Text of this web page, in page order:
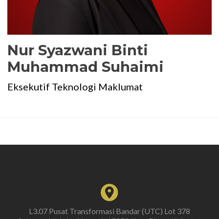
Nur Syazwani Binti
Muhammad Suhaimi
Eksekutif Teknologi Maklumat
L3.07 Pusat Transformasi Bandar (UTC) Lot 378